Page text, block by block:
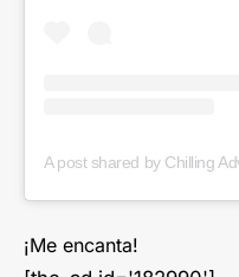
¡Me encanta!